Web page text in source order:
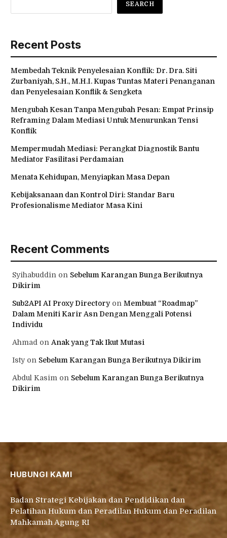
SEARCH
Recent Posts
Membedah Teknik Penyelesaian Konflik: Dr. Dra. Siti
Zurbaniyah, S.H., M.H.I. Kupas Tuntas Materi Penanganan
dan Penyelesaian Konflik & Sengketa
Mengubah Kesan Tanpa Mengubah Pesan: Empat Prinsip
Reframing Dalam Mediasi Untuk Menurunkan Tensi
Konflik
Mempermudah Mediasi: Perangkat Diagnostik Bantu
Mediator Fasilitasi Perdamaian
Menata Kehidupan, Menyiapkan Masa Depan
Kebijaksanaan dan Kontrol Diri: Standar Baru
Profesionalisme Mediator Masa Kini
Recent Comments
Syihabuddin on Sebelum Karangan Bunga Berikutnya
Dikirim
Sub2API AI Proxy Directoryon Membuat “Roadmap”
Dalam Meniti Karir Asn Dengan Menggali Potensi
Individu
Ahmad on Anak yang Tak Ikut Mutasi
Istyon Sebelum Karangan Bunga Berikutnya Dikirim
Abdul Kasim on Sebelum Karangan Bunga Berikutnya
Dikirim
HUBUNGI KAMI
Badan Strategi Kebijakan dan Pendidikan dan
Pelatihan Hukum dan Peradilan Hukum dan Peradilan
Mahkamah Agung RI